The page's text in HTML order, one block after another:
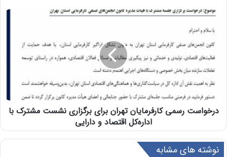
درخواست رسمی کارفرمایان تهران برای برگزاری نشست مشترک با
اداره‌کل اقتصاد و دارایی
نوشته های مشابه